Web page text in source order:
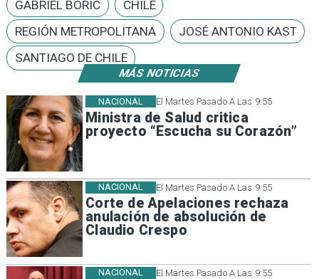
MÁS NOTICIAS
El Martes Pasado A Las 9:55
Ministra de Salud critica
proyecto “Escucha su Corazón”
NACIONAL
El Martes Pasado A Las 9:55
Corte de Apelaciones rechaza
anulación de absolución de
Claudio Crespo
NACIONAL
El Martes Pasado A Las 9:55
NACIONAL
GABRIEL BORIC
CHILE
REGIÓN METROPOLITANA
JOSÉ ANTONIO KAST
SANTIAGO DE CHILE